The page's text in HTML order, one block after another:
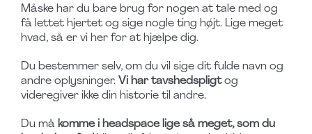
Måske har du bare brug for nogen at tale med og
få lettet hjertet og sige nogle ting højt. Lige meget
hvad, så er vi her for at hjælpe dig.
Du bestemmer selv, om du vil sige dit fulde navn og
andre oplysninger. Vi har tavshedspligtog
videregiver ikke din historie til andre.
Du må komme i headspace lige så meget, som du